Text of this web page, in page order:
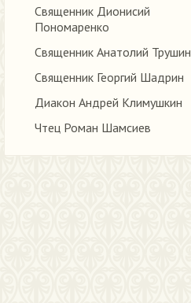
Священник Дионисий
Пономаренко
Священник Анатолий Трушин
Священник Георгий Шадрин
Диакон Андрей Климушкин
Чтец Роман Шамсиев